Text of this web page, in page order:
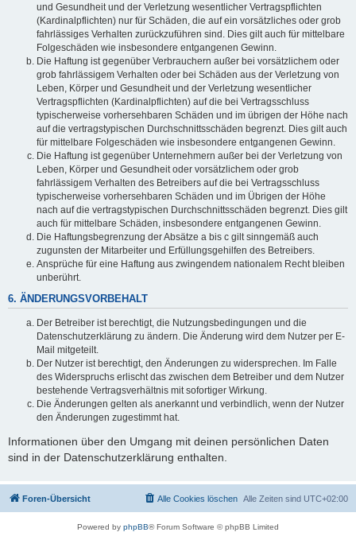
und Gesundheit und der Verletzung wesentlicher Vertragspflichten
(Kardinalpflichten) nur für Schäden, die auf ein vorsätzliches oder grob
fahrlässiges Verhalten zurückzuführen sind. Dies gilt auch für mittelbare
Folgeschäden wie insbesondere entgangenen Gewinn.
Die Haftung ist gegenüber Verbrauchern außer bei vorsätzlichem oder
grob fahrlässigem Verhalten oder bei Schäden aus der Verletzung von
Leben, Körper und Gesundheit und der Verletzung wesentlicher
Vertragspflichten (Kardinalpflichten) auf die bei Vertragsschluss
typischerweise vorhersehbaren Schäden und im übrigen der Höhe nach
auf die vertragstypischen Durchschnittsschäden begrenzt. Dies gilt auch
für mittelbare Folgeschäden wie insbesondere entgangenen Gewinn.
Die Haftung ist gegenüber Unternehmern außer bei der Verletzung von
Leben, Körper und Gesundheit oder vorsätzlichem oder grob
fahrlässigem Verhalten des Betreibers auf die bei Vertragsschluss
typischerweise vorhersehbaren Schäden und im Übrigen der Höhe
nach auf die vertragstypischen Durchschnittsschäden begrenzt. Dies gilt
auch für mittelbare Schäden, insbesondere entgangenen Gewinn.
Die Haftungsbegrenzung der Absätze a bis c gilt sinngemäß auch
zugunsten der Mitarbeiter und Erfüllungsgehilfen des Betreibers.
Ansprüche für eine Haftung aus zwingendem nationalem Recht bleiben
unberührt.
6. ÄNDERUNGSVORBEHALT
Der Betreiber ist berechtigt, die Nutzungsbedingungen und die
Datenschutzerklärung zu ändern. Die Änderung wird dem Nutzer per E-
Mail mitgeteilt.
Der Nutzer ist berechtigt, den Änderungen zu widersprechen. Im Falle
des Widerspruchs erlischt das zwischen dem Betreiber und dem Nutzer
bestehende Vertragsverhältnis mit sofortiger Wirkung.
Die Änderungen gelten als anerkannt und verbindlich, wenn der Nutzer
den Änderungen zugestimmt hat.
Informationen über den Umgang mit deinen persönlichen Daten
sind in der Datenschutzerklärung enthalten.
Foren-Übersicht Alle Zeiten sind UTC+02:00
Alle Cookies löschen
Powered by phpBB® Forum Software © phpBB Limited